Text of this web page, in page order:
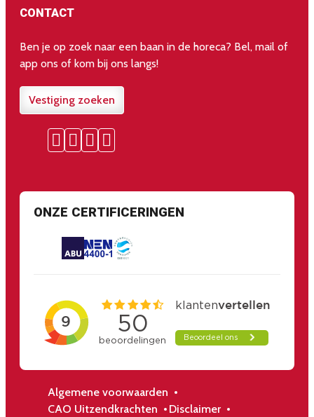
CONTACT
Ben je op zoek naar een baan in de horeca? Bel, mail of
app ons of kom bij ons langs!
Vestiging zoeken
ONZE CERTIFICERINGEN
Algemene voorwaarden
CAO Uitzendkrachten
Disclaimer